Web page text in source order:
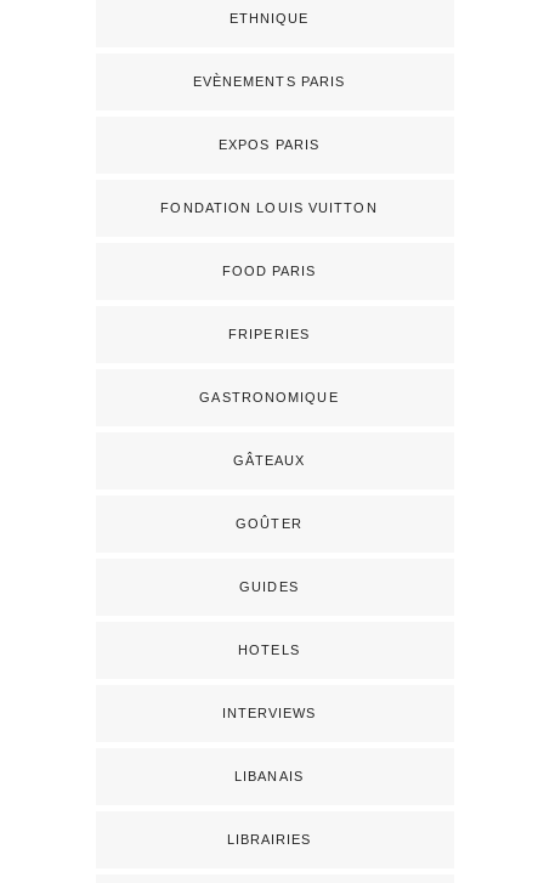
ETHNIQUE
EVÈNEMENTS PARIS
EXPOS PARIS
FONDATION LOUIS VUITTON
FOOD PARIS
FRIPERIES
GASTRONOMIQUE
GÂTEAUX
GOÛTER
GUIDES
HOTELS
INTERVIEWS
LIBANAIS
LIBRAIRIES